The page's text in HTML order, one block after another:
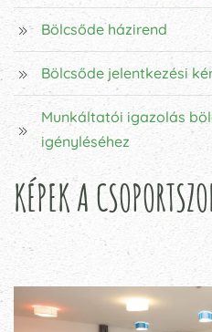
Bölcsőde házirend
Bölcsőde jelentkezési
Munkáltatói igazolás
igényléséhez
KÉPEK A